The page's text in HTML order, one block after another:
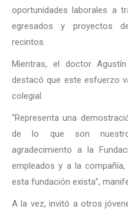
oportunidades laborales a
egresados y proyectos
recintos.
Mientras, el doctor
destacó que este esfuerzo
colegial.
“Representa una
de lo que son
agradecimiento a la
empleados y a la
esta fundación exista”,
A la vez, invitó a otros